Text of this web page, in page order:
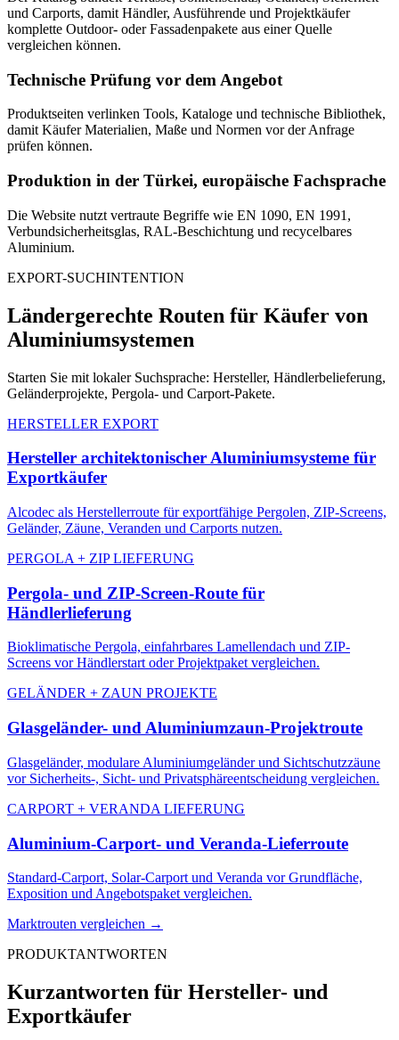
und Carports, damit Händler, Ausführende und Projektkäufer
komplette Outdoor- oder Fassadenpakete aus einer Quelle
vergleichen können.
Technische Prüfung vor dem Angebot
Produktseiten verlinken Tools, Kataloge und technische Bibliothek,
damit Käufer Materialien, Maße und Normen vor der Anfrage
prüfen können.
Produktion in der Türkei, europäische Fachsprache
Die Website nutzt vertraute Begriffe wie EN 1090, EN 1991,
Verbundsicherheitsglas, RAL-Beschichtung und recycelbares
Aluminium.
EXPORT-SUCHINTENTION
Ländergerechte Routen für Käufer von
Aluminiumsystemen
Starten Sie mit lokaler Suchsprache: Hersteller, Händlerbelieferung,
Geländerprojekte, Pergola- und Carport-Pakete.
HERSTELLER EXPORT
Hersteller architektonischer Aluminiumsysteme für
Exportkäufer
Alcodec als Herstellerroute für exportfähige Pergolen, ZIP-Screens,
Geländer, Zäune, Veranden und Carports nutzen.
PERGOLA + ZIP LIEFERUNG
Pergola- und ZIP-Screen-Route für
Händlerlieferung
Bioklimatische Pergola, einfahrbares Lamellendach und ZIP-
Screens vor Händlerstart oder Projektpaket vergleichen.
GELÄNDER + ZAUN PROJEKTE
Glasgeländer- und Aluminiumzaun-Projektroute
Glasgeländer, modulare Aluminiumgeländer und Sichtschutzzäune
vor Sicherheits-, Sicht- und Privatsphäreentscheidung vergleichen.
CARPORT + VERANDA LIEFERUNG
Aluminium-Carport- und Veranda-Lieferroute
Standard-Carport, Solar-Carport und Veranda vor Grundfläche,
Exposition und Angebotspaket vergleichen.
Marktrouten vergleichen →
PRODUKTANTWORTEN
Kurzantworten für Hersteller- und
Exportkäufer